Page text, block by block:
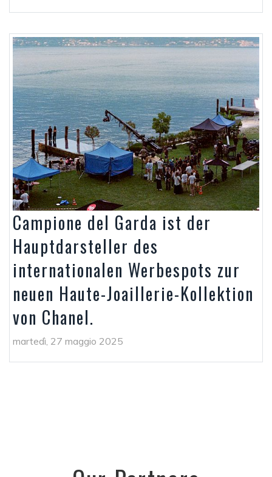
Campione del Garda ist der
Hauptdarsteller des
internationalen Werbespots zur
neuen Haute-Joaillerie-Kollektion
von Chanel.
martedì, 27 maggio 2025